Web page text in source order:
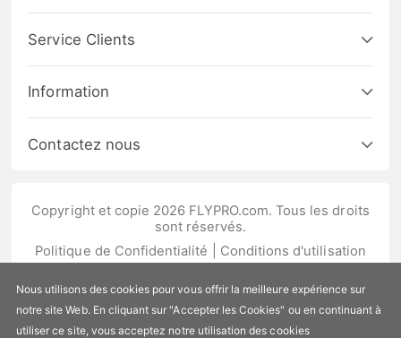
Service Clients
Information
Contactez nous
Copyright et copie 2026 FLYPRO.com. Tous les droits
sont réservés.
Politique de Confidentialité
Conditions d'utilisation
Nous utilisons des cookies pour vous offrir la meilleure expérience sur
notre site Web. En cliquant sur "Accepter les Cookies" ou en continuant à
utiliser ce site, vous acceptez notre utilisation des cookies